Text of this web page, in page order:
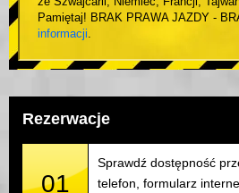
Pamiętaj! BRAK PRAWA JAZDY -
informacji.
Rezerwacje
01
Sprawdź dostępność
telefon, formularz